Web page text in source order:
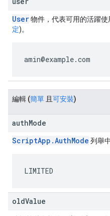
User物件，代表可用的活躍使
定)。
amin@example.com
編輯 (簡單 且 可安裝)
authMode
ScriptApp.AuthMode 列舉
LIMITED
oldValue